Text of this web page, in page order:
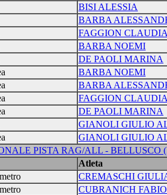
BISI ALESSIA
BARBA
FAGGION
BARBA NOEMI
DE PAOLI MARINA
BARBA NOEMI
BARBA
FAGGION
DE PAOLI MARINA
GIANOLI GIULIO
GIANOLI GIULIO
PISTA RAG/ALL - BELLUSCO
Atleta
CREMASCHI
CUBRANICH FABIO